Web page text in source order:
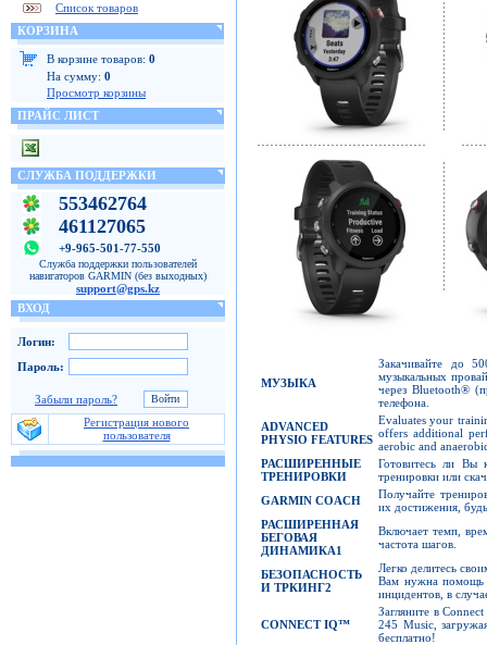
Список товаров
КОРЗИНА
В корзине товаров: 0
На сумму: 0
Просмотр корзины
ПРАЙС ЛИСТ
СЛУЖБА ПОДДЕРЖКИ
553462764
461127065
+9-965-501-77-550
Служба поддержки пользователей
навигаторов GARMIN (без выходных)
support@gps.kz
ВХОД
Логин:
Пароль:
Забыли пароль?
Регистрация нового
пользователя
МУЗЫКА
Закачивайте до
музыкальных
через Bluetooth®
телефона.
ADVANCED
PHYSIO FEATURES
Evaluates your
offers additional
aerobic and
РАСШИРЕННЫЕ
ТРЕНИРОВКИ
Готовитесь ли Вы
тренировки или
GARMIN COACH
Получайте
их достижения,
РАСШИРЕННАЯ
БЕГОВАЯ
ДИНАМИКА1
Включает темп,
частота шагов.
БЕЗОПАСНОСТЬ
И ТРКИНГ2
Легко делитесь
Вам нужна помощь
инцидентов, в
CONNECT IQ™
Загляните в
245 Music,
бесплатно!